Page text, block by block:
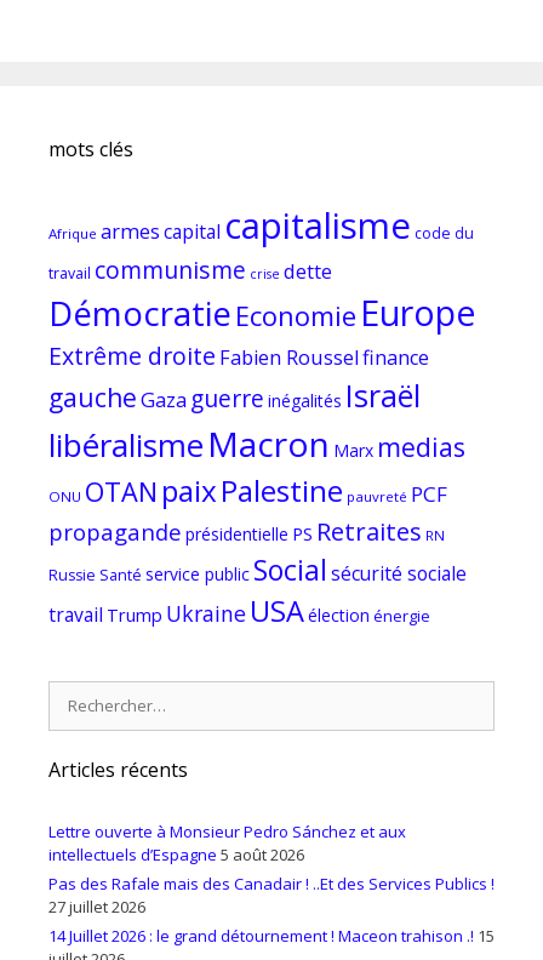
mots clés
Afrique armescapital capitalisme code du
travail communisme crise dette
Démocratie Economie Europe
Extrême droite Fabien Rousselfinance
gaucheGaza guerre inégalités Israël
libéralismeMacron Marx medias
ONU OTAN paixPalestine pauvreté PCF
propagande présidentielle PS Retraites RN
Russie Santé service public Social sécurité sociale
travail Trump Ukraine USAélection énergie
Articles récents
Lettre ouverte à Monsieur Pedro Sánchez et aux
intellectuels d’Espagne 5 août 2026
Pas des Rafale mais des Canadair ! ..Et des Services Publics !
27 juillet 2026
14 Juillet 2026 : le grand détournement ! Maceon trahison .! 15